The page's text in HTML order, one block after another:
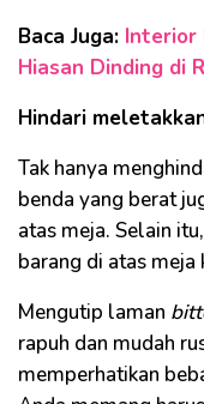
Baca Juga: Interior
Hiasan Dinding di
Hindari
Tak hanya
benda yang berat
atas meja. Selain
barang di atas meja
Mengutip laman
rapuh dan mudah
memperhatikan